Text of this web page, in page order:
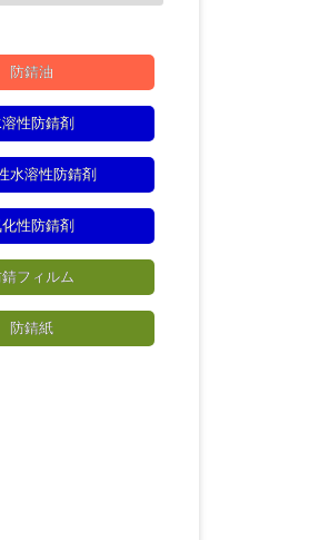
防錆油
性防錆剤
水溶性防錆剤
性防錆剤
錆フィルム
防錆紙